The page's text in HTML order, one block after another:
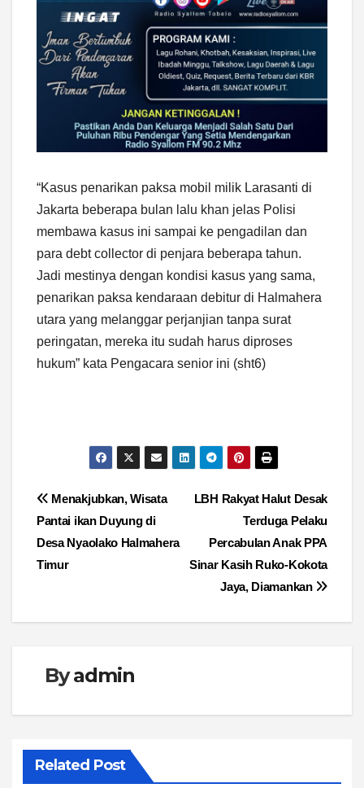
“Kasus penarikan paksa mobil milik Larasanti di
Jakarta beberapa bulan lalu khan jelas Polisi
membawa kasus ini sampai ke pengadilan dan
para debt collector di penjara beberapa tahun.
Jadi mestinya dengan kondisi kasus yang sama,
penarikan paksa kendaraan debitur di Halmahera
utara yang melanggar perjanjian tanpa surat
peringatan, mereka itu sudah harus diproses
hukum” kata Pengacara senior ini (sht6)
Navigasi
pos
LBH Rakyat Halut Desak
Terduga Pelaku
Percabulan Anak PPA
Sinar Kasih Ruko-Kokota
Jaya, Diamankan
Menakjubkan, Wisata
Pantai ikan Duyung di
Desa Nyaolako Halmahera
Timur
Byadmin
Related Post